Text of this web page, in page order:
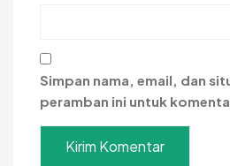
Simpan nama, email, dan
peramban ini untuk